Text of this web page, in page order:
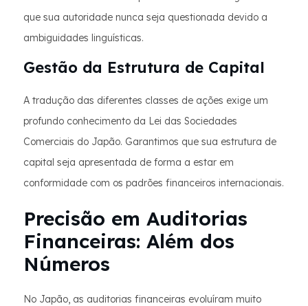
que sua autoridade nunca seja questionada devido a
ambiguidades linguísticas.
Gestão da Estrutura de Capital
A tradução das diferentes classes de ações exige um
profundo conhecimento da Lei das Sociedades
Comerciais do Japão. Garantimos que sua estrutura de
capital seja apresentada de forma a estar em
conformidade com os padrões financeiros internacionais.
Precisão em Auditorias
Financeiras: Além dos
Números
No Japão, as auditorias financeiras evoluíram muito